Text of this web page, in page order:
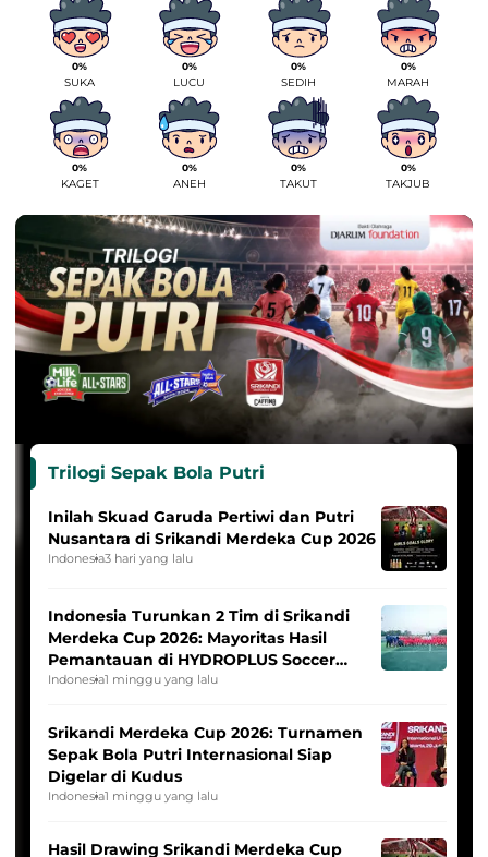
0%
SUKA
0%
LUCU
0%
SEDIH
0%
MARAH
0%
KAGET
0%
ANEH
0%
TAKUT
0%
TAKJUB
Trilogi Sepak Bola Putri
Inilah Skuad Garuda Pertiwi dan Putri
Nusantara di Srikandi Merdeka Cup 2026
Indonesia3 hari yang lalu
Indonesia Turunkan 2 Tim di Srikandi
Merdeka Cup 2026: Mayoritas Hasil
Pemantauan di HYDROPLUS Soccer
League
Indonesia1 minggu yang lalu
Srikandi Merdeka Cup 2026: Turnamen
Sepak Bola Putri Internasional Siap
Digelar di Kudus
Indonesia1 minggu yang lalu
Hasil Drawing Srikandi Merdeka Cup